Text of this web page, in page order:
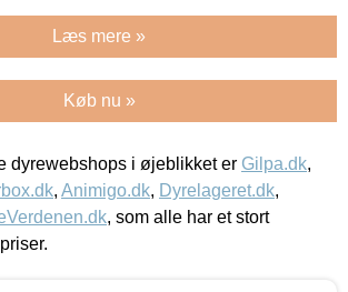
Læs mere »
Køb nu »
dyrewebshops i øjeblikket er Gilpa.dk,
, Animigo.dk, Dyrelageret.dk,
, som alle har et stort